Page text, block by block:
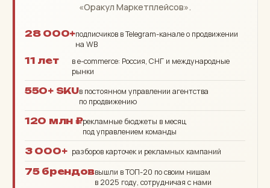
«Оракул Маркетплейсов».
28 000+подписчиков в Telegram-канале о продвижении
на WB
11 лет
в e-commerce: Россия, СНГ и международные
рынки
550+ SKUв постоянном управлении агентства
по продвижению
120 млн ₽рекламные бюджеты в месяц
под управлением команды
3 000+ разборов карточек и рекламных кампаний
75 брендоввышли в ТОП-20 по своим нишам
в 2025 году, сотрудничая с нами